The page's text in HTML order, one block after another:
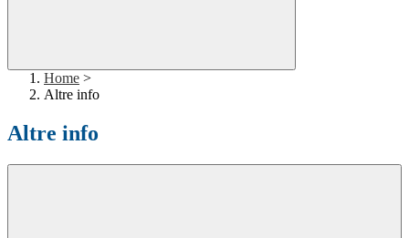
Home >
Altre info
Altre info